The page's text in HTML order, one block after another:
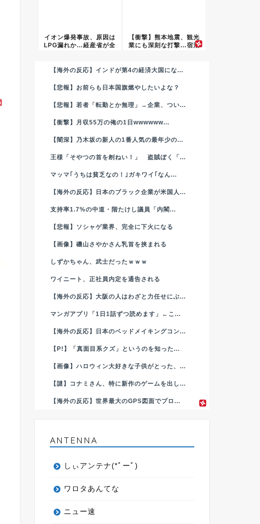
イオン爆発事故、原因は
LPG漏れか…経産省が全
【衝撃】熊本地震、観光
業にも深刻な打撃…宿泊
【海外の反応】インドが第4の経済大国にな...
【悲報】お前らも日本国旗燃やしたいよな？
【悲報】若者「転勤とか無理」→企業、つい...
【衝撃】月収55万の俺の1日wwwwww...
【闇深】乃木坂の新人の1番人気の最年少の...
王様「そやつの首を刎ねい！」 盗賊ぼく「...
マッマ｢うちは貧乏なの！｣ガキワイ｢なん...
【海外の反応】日本のブラック企業が米国人...
支持率1.7%の中道・階たけし議員「内閣...
【悲報】ソシャゲ業界、完全に下火になる
【画像】磯山さやかさん乳首を挟まれる
しずかちゃん、武士だったｗｗｗ
ワイニート、正社員内定を通告される
【海外の反応】大阪の人はわざと力任せにぶ...
マンガアプリ「1日1話ずつ読めます」←こ...
【海外の反応】日本のベッドメイキングコン...
【P!】「真面目系クズ」というのを知った...
【画像】ハロウィン大好きな子供がとった、...
【謎】コナミさん、特に新作のゲームを出し...
【海外の反応】世界最大のGPS図面でプロ...
ANTENNA
しぃアンテナ(*ﾟーﾟ)
ワロタあんてな
ニュー速